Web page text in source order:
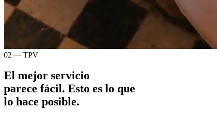
02 — TPV
El mejor servicio
parece fácil. Esto es lo que
lo hace posible.